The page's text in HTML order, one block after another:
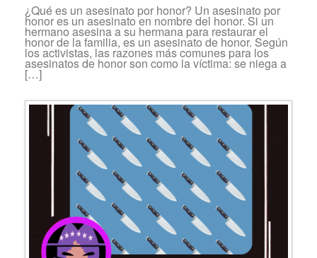
¿Qué es un asesinato por honor? Un asesinato por
honor es un asesinato en nombre del honor. Si un
hermano asesina a su hermana para restaurar el
honor de la familia, es un asesinato de honor. Según
los activistas, las razones más comunes para los
asesinatos de honor son como la víctima: se niega a
[…]